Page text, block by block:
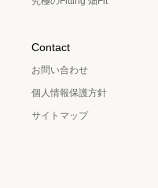
Contact
お問い合わせ
個人情報保護方針
サイトマップ